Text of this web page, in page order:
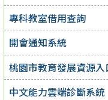
專科教室借用查詢
開會通知系統
桃園市教育發展資源入
中文能力雲端診斷系統